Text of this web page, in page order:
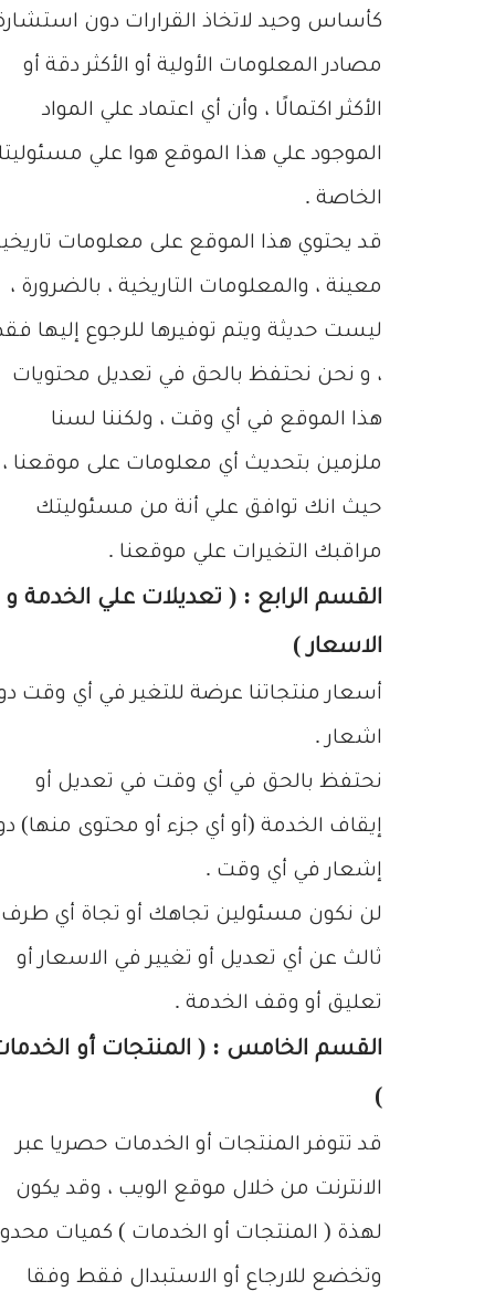
كأساس وحيد لاتخاذ القرارات دون
مصادر المعلومات الأولية أو الأكثر دقة أو
الأكثر اكتمالًا ، وأن أي اعتماد علي المواد
الموجود علي هذا الموقع هوا علي
الخاصة .
قد يحتوي هذا الموقع على معلومات
معينة ، والمعلومات التاريخية ، بالضرورة ،
ليست حديثة ويتم توفيرها للرجوع إليها
، و نحن نحتفظ بالحق في تعديل محتويات
هذا الموقع في أي وقت ، ولكننا لسنا
ملزمين بتحديث أي معلومات على موقعنا ،
حيث انك توافق علي أنة من مسئوليتك
مراقبك التغيرات علي موقعنا .
القسم الرابع : ( تعديلات علي الخدمة و
الاسعار )
أسعار منتجاتنا عرضة للتغير في أي وقت
اشعار .
نحتفظ بالحق في أي وقت في تعديل أو
إيقاف الخدمة (أو أي جزء أو محتوى منها)
إشعار في أي وقت .
لن نكون مسئولين تجاهك أو تجاة أي طرف
ثالث عن أي تعديل أو تغيير في الاسعار أو
تعليق أو وقف الخدمة .
القسم الخامس : ( المنتجات أو
)
قد تتوفر المنتجات أو الخدمات حصريا عبر
الانترنت من خلال موقع الويب ، وقد يكون
لهذة ( المنتجات أو الخدمات ) كميات
وتخضع للارجاع أو الاستبدال فقط وفقا